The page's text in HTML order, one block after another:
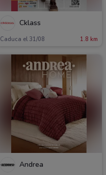
Cklass
Caduca el 31/08 1.8 km
Andrea